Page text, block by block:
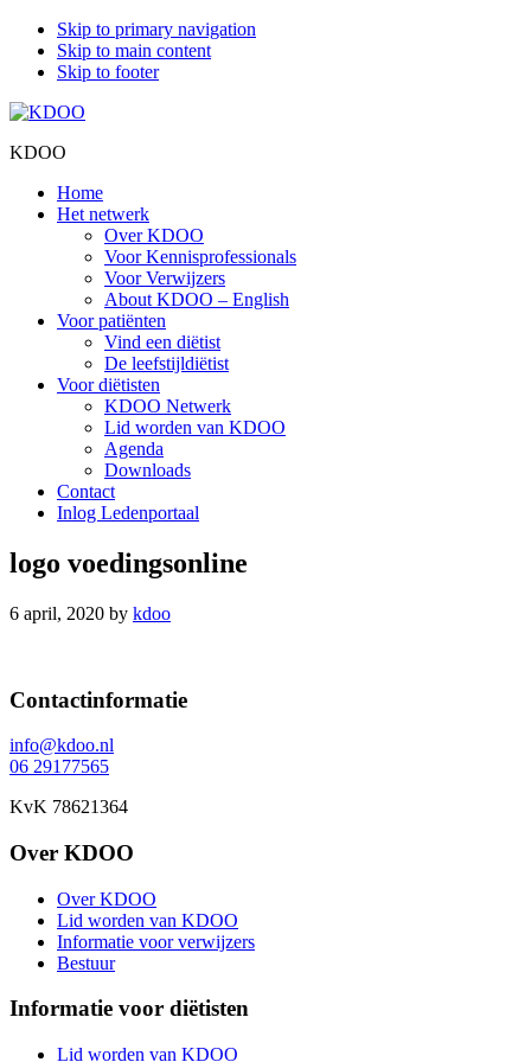
Skip to primary navigation
Skip to main content
Skip to footer
KDOO
Home
Het netwerk
Over KDOO
Voor Kennisprofessionals
Voor Verwijzers
About KDOO – English
Voor patiënten
Vind een diëtist
De leefstijldiëtist
Voor diëtisten
KDOO Netwerk
Lid worden van KDOO
Agenda
Downloads
Contact
Inlog Ledenportaal
logo voedingsonline
6 april, 2020 by kdoo
Footer
Contactinformatie
info@kdoo.nl
06 29177565
KvK 78621364
Over KDOO
Over KDOO
Lid worden van KDOO
Informatie voor verwijzers
Bestuur
Informatie voor diëtisten
Lid worden van KDOO